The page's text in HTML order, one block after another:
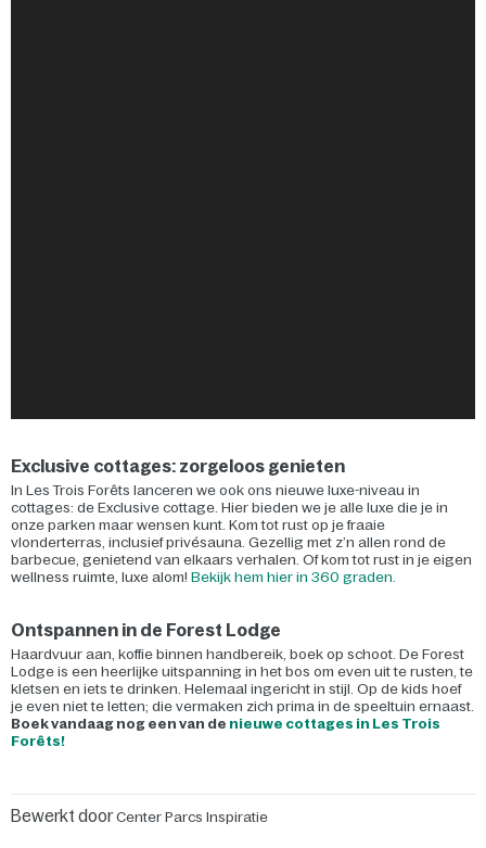
Exclusive cottages: zorgeloos genieten
In Les Trois Forêts lanceren we ook ons nieuwe luxe-niveau in
cottages: de Exclusive cottage. Hier bieden we je alle luxe die je in
onze parken maar wensen kunt. Kom tot rust op je fraaie
vlonderterras, inclusief privésauna. Gezellig met z’n allen rond de
barbecue, genietend van elkaars verhalen. Of kom tot rust in je eigen
wellness ruimte, luxe alom! Bekijk hem hier in 360 graden.
Ontspannen in de Forest Lodge
Haardvuur aan, koffie binnen handbereik, boek op schoot. De Forest
Lodge is een heerlijke uitspanning in het bos om even uit te rusten, te
kletsen en iets te drinken. Helemaal ingericht in stijl. Op de kids hoef
je even niet te letten; die vermaken zich prima in de speeltuin ernaast.
Boek vandaag nog een van de nieuwe cottages in Les Trois
Forêts!
Bewerkt doorCenter Parcs Inspiratie